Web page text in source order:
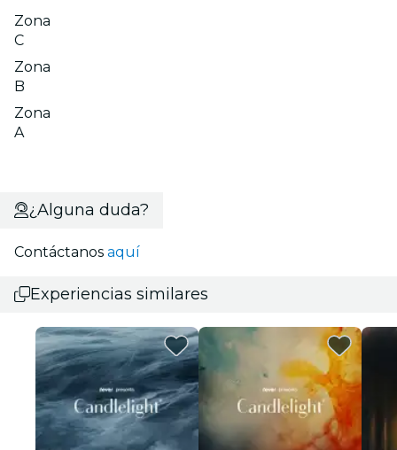
Zona
C
Zona
B
Zona
A
¿Alguna duda?
Contáctanos aquí
Experiencias similares